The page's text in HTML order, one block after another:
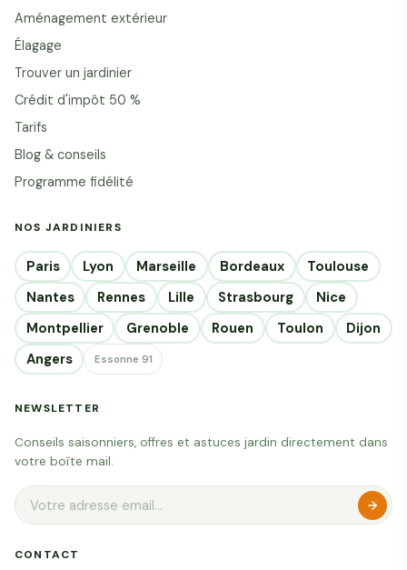
Aménagement extérieur
Élagage
Trouver un jardinier
Crédit d'impôt 50 %
Tarifs
Blog & conseils
Programme fidélité
NOS JARDINIERS
Paris Lyon Marseille Bordeaux
Toulouse
Nantes
Rennes Lille Strasbourg
Nice
Montpellier
Grenoble Rouen Toulon
Dijon
Angers
Essonne 91
NEWSLETTER
Conseils saisonniers, offres et astuces jardin directement dans
votre boîte mail.
CONTACT